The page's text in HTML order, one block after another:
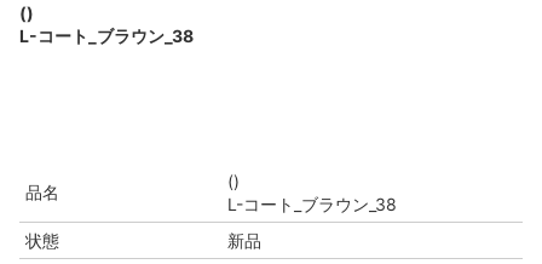
()
L-コート_ブラウン_38
品名
()
L-コート_ブラウン_38
状態
新品